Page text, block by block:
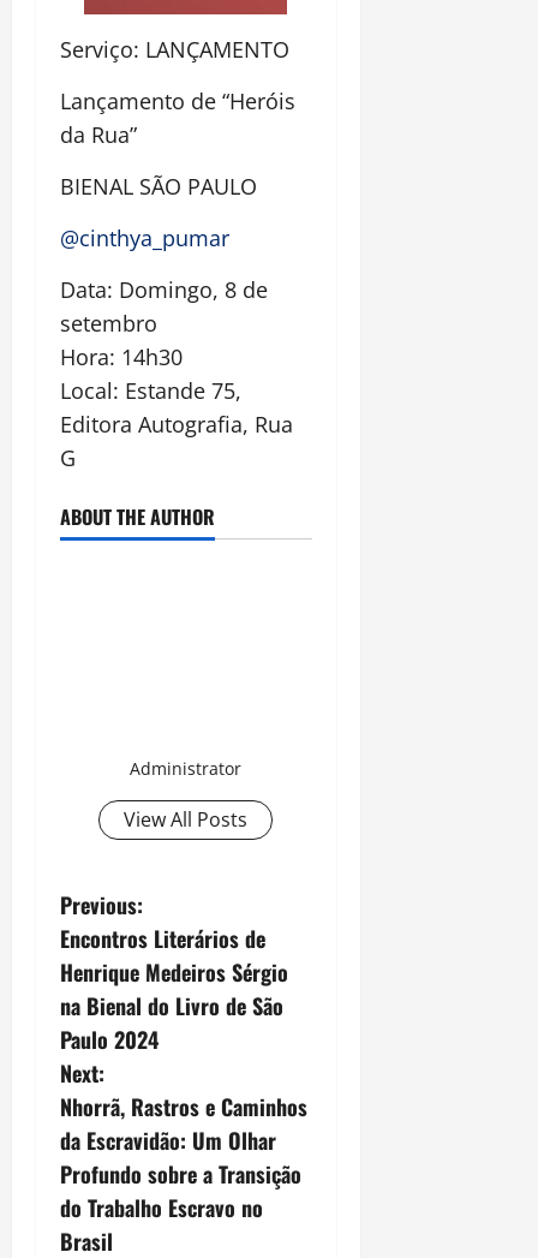
Serviço: LANÇAMENTO
Lançamento de “Heróis
da Rua”
BIENAL SÃO PAULO
@cinthya_pumar
Data: Domingo, 8 de
setembro
Hora: 14h30
Local: Estande 75,
Editora Autografia, Rua
G
ABOUT THE AUTHOR
Administrator
View All Posts
P
o
s
t
n
a
v
Previous:
Encontros Literários de
Henrique Medeiros Sérgio
na Bienal do Livro de São
Paulo 2024
Next:
Nhorrã, Rastros e Caminhos
da Escravidão: Um Olhar
Profundo sobre a Transição
do Trabalho Escravo no
Brasil